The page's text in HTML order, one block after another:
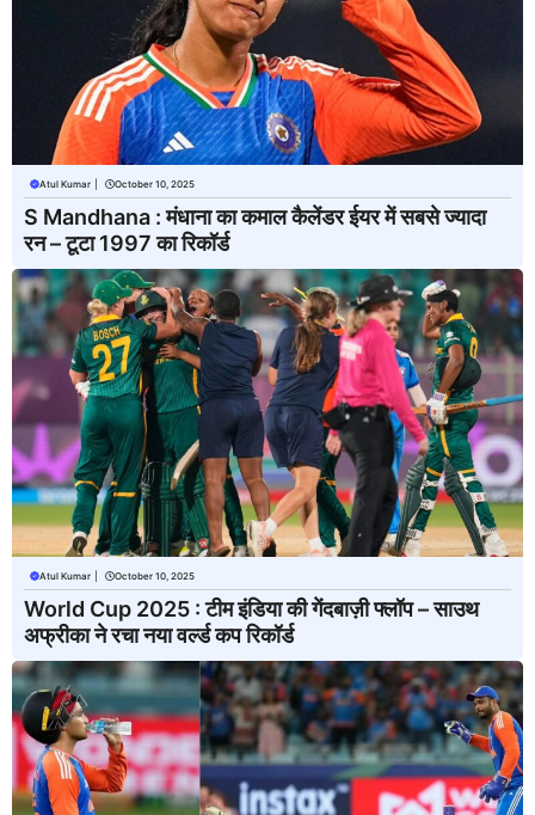
Atul Kumar October 10, 2025
S Mandhana : मंधाना का कमाल कैलेंडर ईयर में सबसे ज्यादा
रन – टूटा 1997 का रिकॉर्ड
Atul Kumar October 10, 2025
World Cup 2025 : टीम इंडिया की गेंदबाज़ी फ्लॉप – साउथ
अफ्रीका ने रचा नया वर्ल्ड कप रिकॉर्ड